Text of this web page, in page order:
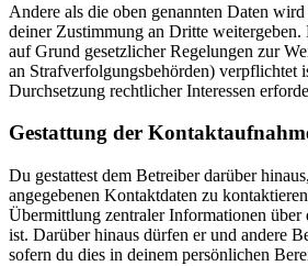
Andere als die oben genannten Daten
deiner Zustimmung an Dritte
auf Grund gesetzlicher Regelungen zur
an Strafverfolgungsbehörden) verpflichtet
Durchsetzung rechtlicher Interessen
Gestattung der
Du gestattest dem Betreiber darüber
angegebenen Kontaktdaten zu
Übermittlung zentraler Informationen über
ist. Darüber hinaus dürfen er und andere
sofern du dies in deinem persönlichen